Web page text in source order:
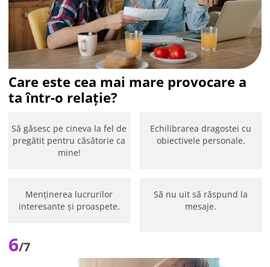
Care este cea mai mare provocare a
ta într-o relație?
Să găsesc pe cineva la fel de
pregătit pentru căsătorie ca
mine!
Echilibrarea dragostei cu
obiectivele personale.
Menținerea lucrurilor
interesante și proaspete.
Să nu uit să răspund la
mesaje.
6/7